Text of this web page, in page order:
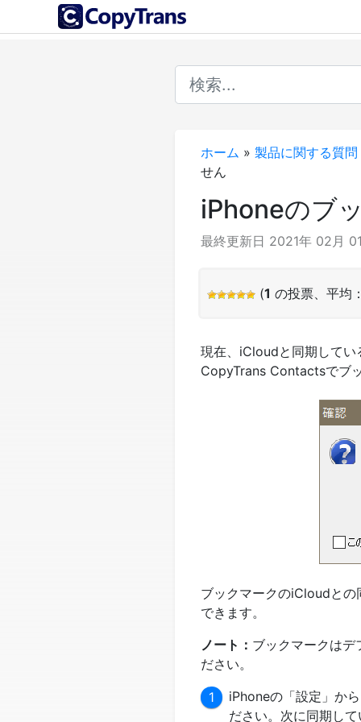
ホーム » 製品に関する質問
せん
iPhoneのブ
最終更新日 2021年 02月
(1 の投票、平均
現在、iCloudと同期してい
CopyTrans Contactsでブ
ブックマークのiCloudと
できます。
ノート： ブックマークはデ
ださい。
iPhoneの「設定」か
ださい。次に同期し